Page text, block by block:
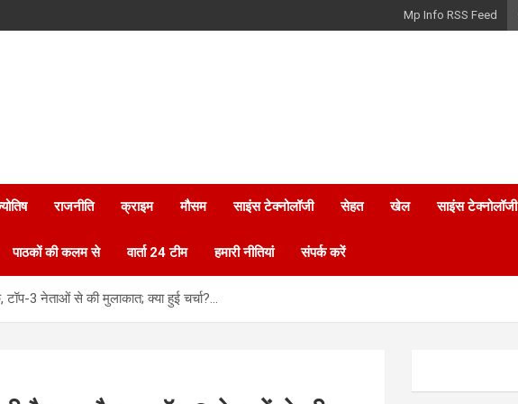
Mp Info RSS Feed
राजनीति क्राइम मौसम साइंस टेक्नोलॉजी सेहत खेल साइंस टेक्नोलॉजी
पाठकों की कलम से वार्ता 24 टीम हमारी नीतियां संपर्क करें
3 नेताओं से की मुलाकात; क्या हुई चर्चा?…